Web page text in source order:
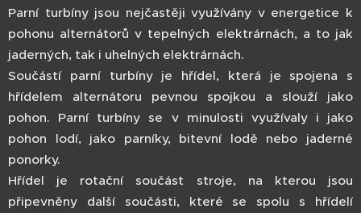
Parní turbíny jsou nejčastěji využívány v energetice k
pohonu alternátorů v tepelných elektrárnách, a to jak
jaderných, tak i uhelných elektrárnách.
Součástí parní turbíny je hřídel, která je spojena s
hřídelem alternátoru pevnou spojkou a slouží jako
pohon. Parní turbíny se v minulosti využívaly i jako
pohon lodí, jako parníky, bitevní lodě nebo jaderné
ponorky.
Hřídel je rotační součást stroje, na kterou jsou
připevněny další součásti, které se spolu s hřídelí